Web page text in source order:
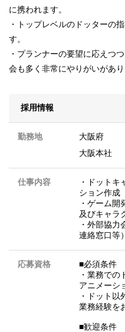
に携われます。
・トップレベルのドッターの
す。
・プランナーの要望に応えつ
会も多く非常にやりがいがあり
採用情報
勤務地
大阪府
大阪本社
仕事内容
・ドット
ション作成
・ゲーム
及びキャラ
・外部協
連絡窓口等）
応募資格
■必須条件
・業務で
アニメーシ
・ドット
業務経験を
■歓迎条件